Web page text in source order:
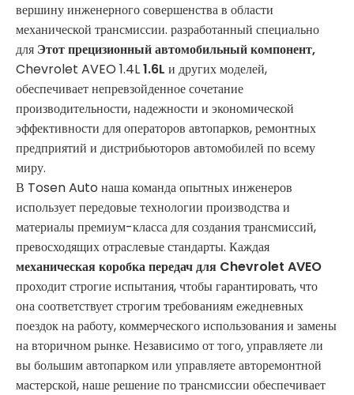
вершину инженерного совершенства в области
механической трансмиссии. разработанный специально
для Этот прецизионный автомобильный компонент,
Chevrolet AVEO 1.4L1.6L и других моделей,
обеспечивает непревзойденное сочетание
производительности, надежности и экономической
эффективности для операторов автопарков, ремонтных
предприятий и дистрибьюторов автомобилей по всему
миру.
В Tosen Auto наша команда опытных инженеров
использует передовые технологии производства и
материалы премиум-класса для создания трансмиссий,
превосходящих отраслевые стандарты. Каждая
механическая коробка передач для Chevrolet AVEO
проходит строгие испытания, чтобы гарантировать, что
она соответствует строгим требованиям ежедневных
поездок на работу, коммерческого использования и замены
на вторичном рынке. Независимо от того, управляете ли
вы большим автопарком или управляете авторемонтной
мастерской, наше решение по трансмиссии обеспечивает